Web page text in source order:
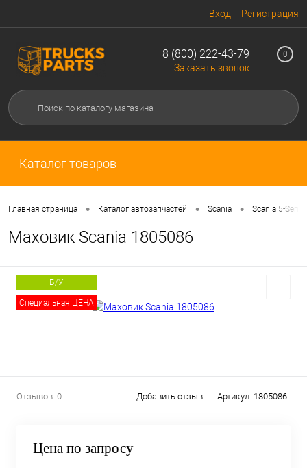
Вход Регистрация
8 (800) 222-43-79
Заказать звонок
0
Каталог товаров
Главная страница • Каталог автозапчастей • Scania • Scania 5-Serie
Маховик Scania 1805086
Б/У
Специальная ЦЕНА
Отзывов: 0 Добавить отзыв Артикул: 1805086
Цена по запросу